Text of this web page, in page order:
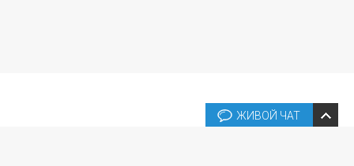
ЖИВОЙ ЧАТ